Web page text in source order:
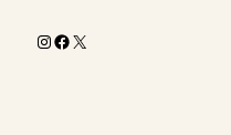
Instagram
Facebook
X